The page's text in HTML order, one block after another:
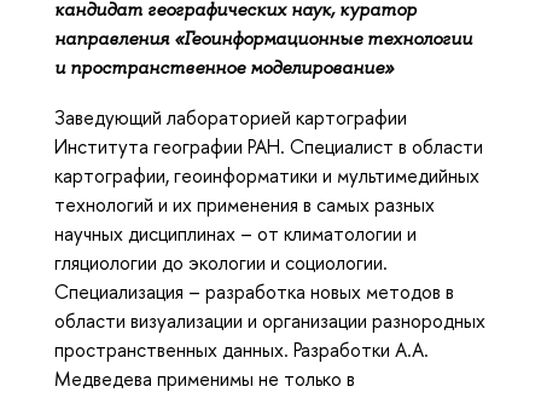
кандидат географических наук, куратор
направления «Геоинформационные технологии
и пространственное моделирование»
Заведующий лабораторией картографии
Института географии РАН. Специалист в области
картографии, геоинформатики и мультимедийных
технологий и их применения в самых разных
научных дисциплинах – от климатологии и
гляциологии до экологии и социологии.
Специализация – разработка новых методов в
области визуализации и организации разнородных
пространственных данных. Разработки А.А.
Медведева применимы не только в